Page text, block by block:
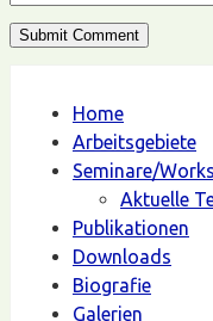
Home
Arbeitsgebiete
Seminare/
Aktuelle
Publikationen
Downloads
Biografie
Galerien